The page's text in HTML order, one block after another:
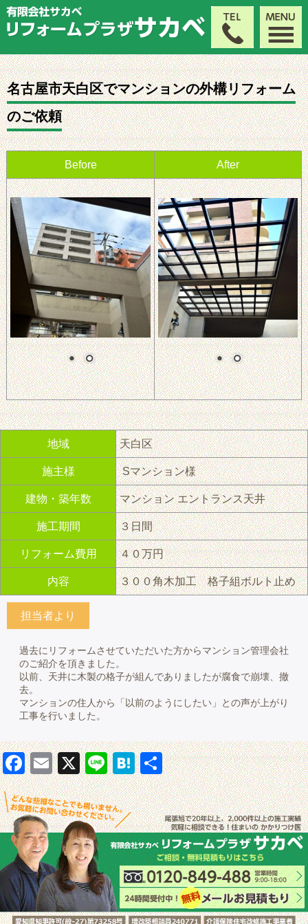
名古屋市天白区でマンションの外構リフォーム
のご依頼
Before After
地域 天白区
施主様 Sマンション様
建物・築年数 マンション エントランス天井
施工期間 ３日間
リフォーム費用 ４０万円
内容 ３００角木加工 格子組ボルト止め
担当者より
過去にリフォームさせていただいた方からマンション管理会社
のご紹介を頂きました。
以前、天井に木製の格子が組んでありましたが腐食で崩壊、撤
去。
マンションの住人から「以前のようにしたい」との声が上がり
工事を行いました。
Facebook
Email X Line Hatena共有